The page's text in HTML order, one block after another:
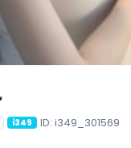
i349 ID: i349_301569